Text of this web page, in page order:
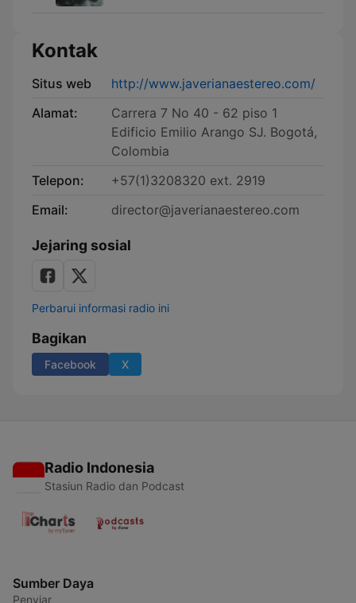
Kontak
Situs web
http://www.javerianaestereo.com/
Alamat:
Carrera 7 No 40 - 62 piso 1
Edificio Emilio Arango SJ. Bogotá,
Colombia
Telepon:
+57(1)3208320 ext. 2919
Email:
director@javerianaestereo.com
Jejaring sosial
Perbarui informasi radio ini
Bagikan
Facebook X
Radio Indonesia
Stasiun Radio dan Podcast
Sumber Daya
Penyiar